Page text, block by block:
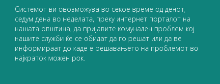
Системот ви овозможува во секое време од денот,
седум дена во неделата, преку интернет порталот на
нашата општина, да пријавите комунален проблем кој
нашите служби ќе се обидат да го решат или да ве
информираат до каде е решавањето на проблемот во
најкраток можен рок.